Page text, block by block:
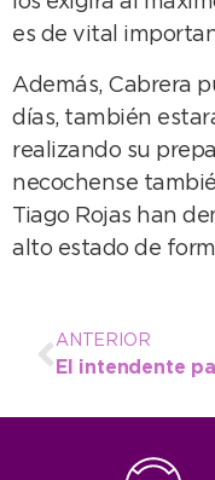
es de vital
Además, Cabrera
días, también
realizando su
necochense
Tiago Rojas han
alto estado de
ANTERIOR